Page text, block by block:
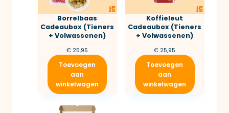
Borrelbaas
Cadeaubox (Tieners
+ Volwassenen)
€ 25,95
Toevoegen
aan
winkelwagen
Koffieleut
Cadeaubox (Tieners
+ Volwassenen)
€ 25,95
Toevoegen
aan
winkelwagen